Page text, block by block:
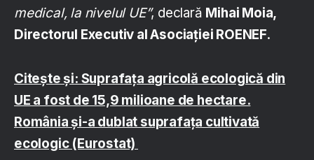
medical, la nivelul UE”, declară Mihai Moia,
Directorul Executiv al Asociaţiei ROENEF.
Citește și: Suprafața agricolă ecologică din
UE a fost de 15,9 milioane de hectare.
România și-a dublat suprafața cultivată
ecologic (Eurostat)